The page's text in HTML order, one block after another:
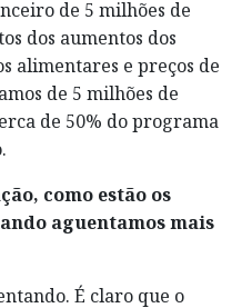
de 5 milhões de
dos aumentos dos
alimentares e preços de
de 5 milhões de
de 50% do programa
como estão os
aguentamos mais
É claro que o